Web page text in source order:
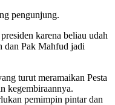
pengunjung.
karena beliau udah
dan Pak Mahfud jadi
turut meramaikan Pesta
kegembiraannya.
pemimpin pintar dan